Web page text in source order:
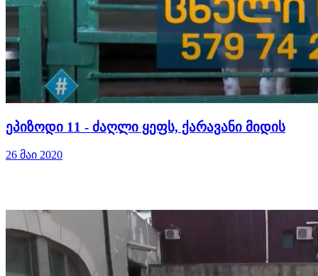
ეპიზოდი 11 - ძაღლი ყეფს, ქარავანი მიდის
26 მაი 2020